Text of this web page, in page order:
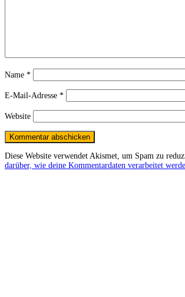
Name *
E-Mail-Adresse *
Website
Diese Website verwendet Akismet, um Spam zu
darüber, wie deine Kommentardaten verarbeitet